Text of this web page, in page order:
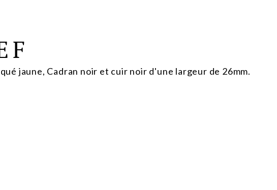
jaune, Cadran noir et cuir noir d'une largeur de 26mm.